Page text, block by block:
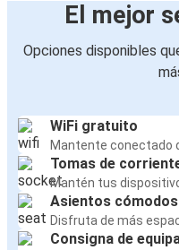
El mejor
Opciones disponibles
WiFi gratuito
Mantente conectado
Tomas de
Mantén tus
Asientos cómodos
Disfruta de más
Consigna de